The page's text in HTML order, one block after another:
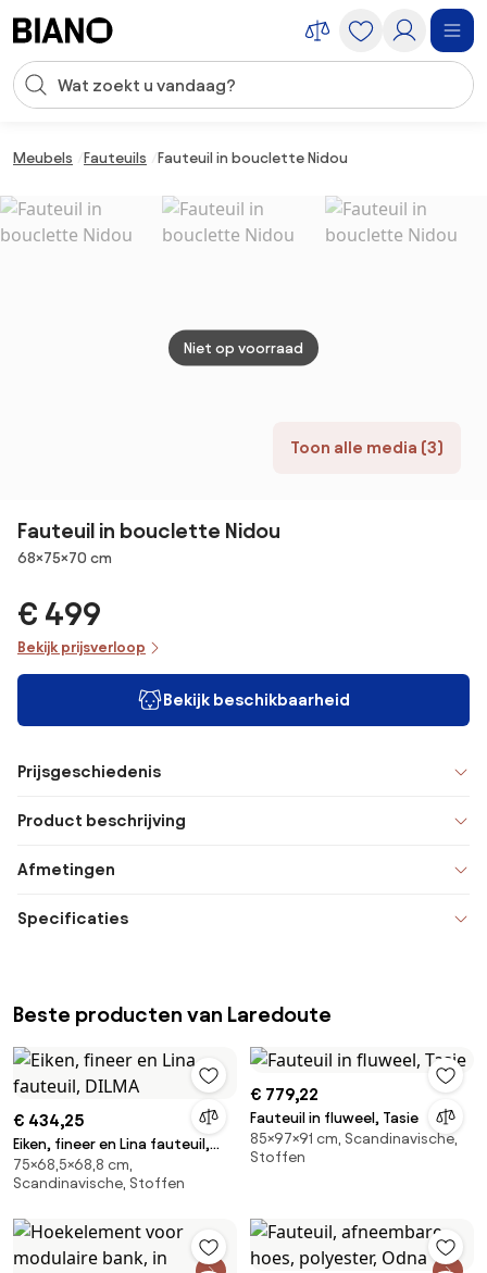
Zoekopdracht invoeren
Meubels Fauteuils Fauteuil in bouclette Nidou
Toon alle media (3)
Niet op voorraad
Fauteuil in bouclette Nidou
Afmetingen
68×75×70 cm
€ 499
Bekijk prijsverloop
Bekijk beschikbaarheid
Prijsgeschiedenis
Product beschrijving
Afmetingen
Specificaties
Beste producten van Laredoute
€ 434,25
Eiken, fineer en Lina fauteuil,
DILMA
75×68,5×68,8 cm,
Scandinavische, Stoffen
€ 779,22
Fauteuil in fluweel, Tasie
85×97×91 cm, Scandinavische,
Stoffen